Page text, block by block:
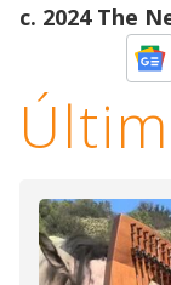
c. 2024 The